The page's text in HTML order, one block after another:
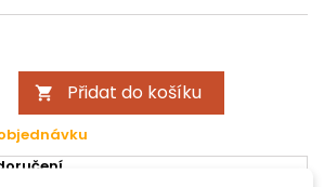
 Přidat do košíku